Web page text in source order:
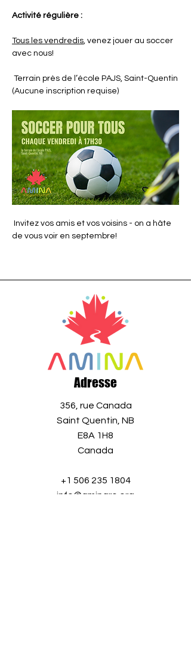
Activité régulière :
Tous les vendredis, venez jouer au soccer
avec nous!
Terrain près de l’école PAJS, Saint-Quentin
(Aucune inscription requise)
Invitez vos amis et vos voisins - on a hâte
de vous voir en septembre!
Adresse
356, rue Canada
Saint Quentin, NB
E8A 1H8
Canada
+1 506 235 1804
info@aminaro.org